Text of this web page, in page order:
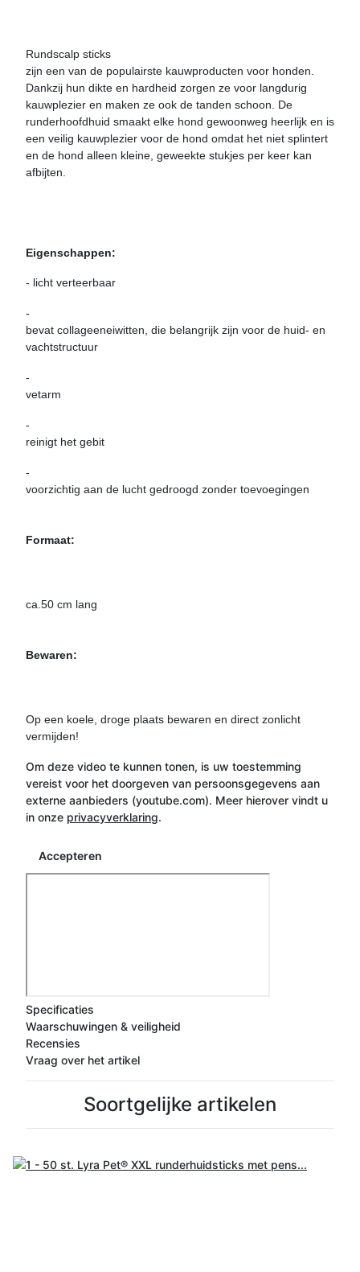
Rundscalp sticks
zijn een van de populairste kauwproducten voor honden.
Dankzij hun dikte en hardheid zorgen ze voor langdurig
kauwplezier en maken ze ook de tanden schoon. De
runderhoofdhuid smaakt elke hond gewoonweg heerlijk en is
een veilig kauwplezier voor de hond omdat het niet splintert
en de hond alleen kleine, geweekte stukjes per keer kan
afbijten.
Eigenschappen:
- licht verteerbaar
-
bevat collageeneiwitten, die belangrijk zijn voor de huid- en
vachtstructuur
-
vetarm
-
reinigt het gebit
-
voorzichtig aan de lucht gedroogd zonder toevoegingen
Formaat:
ca.50 cm lang
Bewaren:
Op een koele, droge plaats bewaren en direct zonlicht
vermijden!
Om deze video te kunnen tonen, is uw toestemming
vereist voor het doorgeven van persoonsgegevens aan
externe aanbieders (youtube.com). Meer hierover vindt u
in onze privacyverklaring.
Accepteren
Specificaties
Waarschuwingen & veiligheid
Recensies
Vraag over het artikel
Soortgelijke artikelen